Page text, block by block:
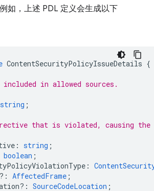
如，上述 PDL 定义会生成以下
ContentSecurityPolicyIssueDetails {
in allowed sources.
string ;
that is violated, causing the
: string ;
boolean ;
:
: AffectedFrame ;
: SourceCodeLocation ;